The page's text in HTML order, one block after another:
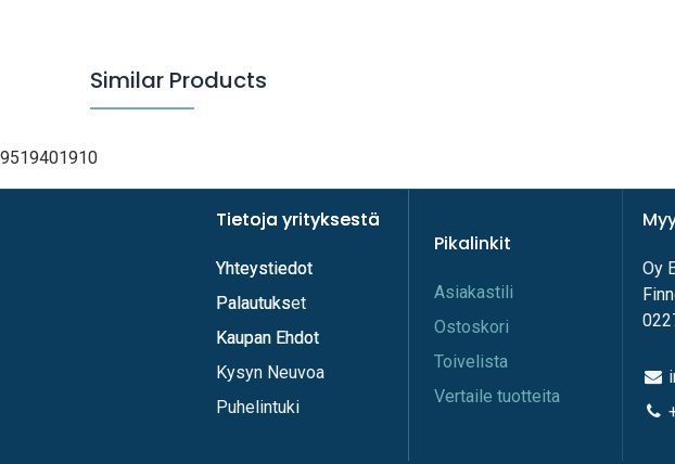
Similar Products
9519401910
Pikalinkit
A​s​iakastili
Os​toskori
Toi​velista
Vertaile tuotteita
Oy
Tietoja yrityksestä
Yhteystiedot
Palautukset
Kaupan Ehdot
Tietoja yrityksestä
Yhteystiedot
Palautuks
Kaupan Ehdot
Kysyn Neuvoa
Puhelintuki